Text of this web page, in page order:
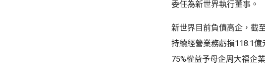
委任為新世界執行董事。
新世界目前負債高企，截
持續經營業務虧損118.1
75%權益予母企周大福企業